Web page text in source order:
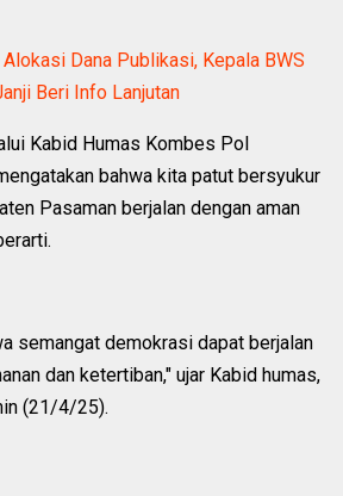
Dana Publikasi, Kepala BWS
Beri Info Lanjutan
Kabid Humas Kombes Pol
bahwa kita patut bersyukur
Pasaman berjalan dengan aman
semangat demokrasi dapat berjalan
dan ketertiban," ujar Kabid humas,
(21/4/25).